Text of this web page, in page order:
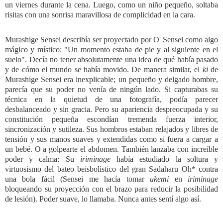
un viernes durante la cena. Luego, como un niño pequeño, soltaba
risitas con una sonrisa maravillosa de complicidad en la cara.
Murashige Sensei describía ser proyectado por O' Sensei como algo
mágico y místico: "Un momento estaba de pie y al siguiente en el
suelo". Decía no tener absolutamente una idea de qué había pasado
y de cómo el mundo se había movido. De manera similar, el kide
Murashige Sensei era inexplicable; un pequeño y delgado hombre,
parecía que su poder no venía de ningún lado. Si capturabas su
técnica en la quietud de una fotografía, podía parecer
desbalanceado y sin gracia. Pero su apariencia despreocupada y su
constitución pequeña escondían tremenda fuerza interior,
sincronización y sutileza. Sus hombros estaban relajados y libres de
tensión y sus manos suaves y extendidas como si fuera a cargar a
un bebé. O a golpearte el abdomen. También lanzaba con increíble
poder y calma: Su iriminagehabía estudiado la soltura y
virtuosismo del bateo beisbolístico del gran Sadaharu Oh* contra
una bola fácil (Sensei me hacía tomarukemi en iriminage
bloqueando su proyección con el brazo para reducir la posibilidad
de lesión). Poder suave, lo llamaba. Nunca antes sentí algo así.